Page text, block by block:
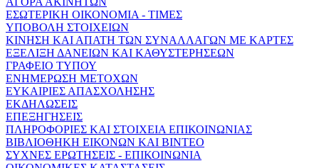
ΕΣΩΤΕΡΙΚΗ ΟΙΚΟΝΟΜΙΑ - ΤΙΜΕΣ
ΥΠΟΒΟΛΗ ΣΤΟΙΧΕΙΩΝ
ΚΙΝΗΣΗ ΚΑΙ ΑΠΑΤΗ ΤΩΝ ΣΥΝΑΛΛΑΓΩΝ ΜΕ ΚΑΡΤΕΣ
ΕΞΕΛΙΞΗ ΔΑΝΕΙΩΝ ΚΑΙ ΚΑΘΥΣΤΕΡΗΣΕΩΝ
ΓΡΑΦΕΙΟ ΤΥΠΟΥ
ΕΝΗΜΕΡΩΣΗ ΜΕΤΟΧΩΝ
ΕΥΚΑΙΡΙΕΣ ΑΠΑΣΧΟΛΗΣΗΣ
ΕΚΔΗΛΩΣΕΙΣ
ΕΠΕΞΗΓΗΣΕΙΣ
ΠΛΗΡΟΦΟΡΙΕΣ ΚΑΙ ΣΤΟΙΧΕΙΑ ΕΠΙΚΟΙΝΩΝΙΑΣ
ΒΙΒΛΙΟΘΗΚΗ ΕΙΚΟΝΩΝ ΚΑΙ ΒΙΝΤΕΟ
ΣΥΧΝΕΣ ΕΡΩΤΗΣΕΙΣ - ΕΠΙΚΟΙΝΩΝΙΑ